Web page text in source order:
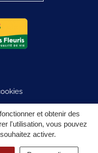
et obtenir des
l'utilisation, vous pouvez
activer.
Logo du label